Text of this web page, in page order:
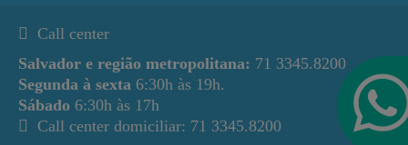
Call center
Salvador e região metropolitana: 71 3345.8200
Segunda à sexta 6:30h às 19h.
Sábado 6:30h às 17h
Call center domiciliar: 71 3345.8200